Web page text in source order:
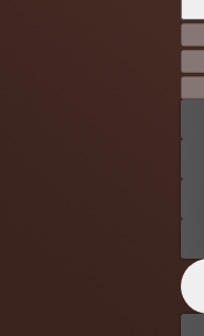
Geister der Welt
schnappten. Der 13.
und die Gang wird
ihrer Vergangenheit